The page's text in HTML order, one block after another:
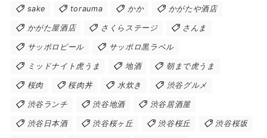
sake torauma かか かがたや酒店
かがた屋酒店 さくらステージ さんま
サッポロビール サッポロ黒ラベル
ミッドナイト虎うま 地酒 朝まで虎うま
桜肉 桜肉丼 水炊き 渋谷グルメ
渋谷ランチ 渋谷地酒 渋谷居酒屋
渋谷日本酒 渋谷桜ヶ丘 渋谷桜丘 渋谷桜坂